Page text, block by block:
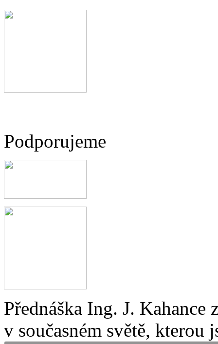
Podporujeme
Přednáška Ing. J.
v současném světě, kterou